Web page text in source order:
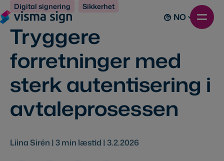
NO
Digital signering Sikkerhet
Tryggere
forretninger med
sterk autentisering i
avtaleprosessen
Liina Sirén | 3min læstid | 3.2.2026